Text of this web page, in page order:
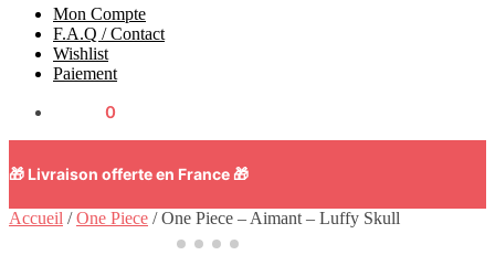
Mon Compte
F.A.Q / Contact
Wishlist
Paiement
0
🎁 Livraison offerte en France 🎁
Accueil /One Piece /One Piece – Aimant – Luffy Skull